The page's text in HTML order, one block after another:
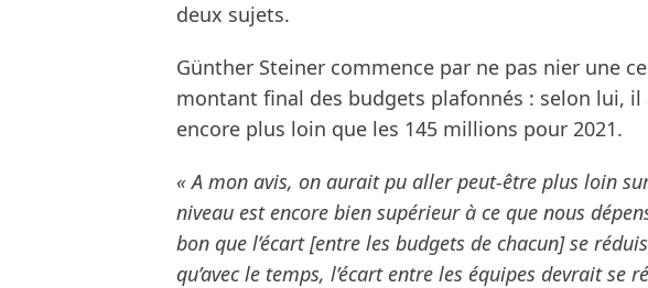
deux sujets.
Günther Steiner commence par ne pas nier une
montant final des budgets plafonnés : selon lui, il
encore plus loin que les 145 millions pour 2021.
« A mon avis, on aurait pu aller peut-être plus loin
niveau est encore bien supérieur à ce que nous
bon que l’écart [entre les budgets de chacun] se
qu’avec le temps, l’écart entre les équipes devrait se